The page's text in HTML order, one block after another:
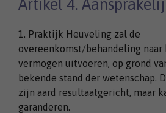
Artikel 4.
1. Praktijk Heuveling zal de
overeenkomst/behandeling naar
vermogen uitvoeren, op grond
bekende stand der wetenschap.
zijn aard resultaatgericht, maar
garanderen.